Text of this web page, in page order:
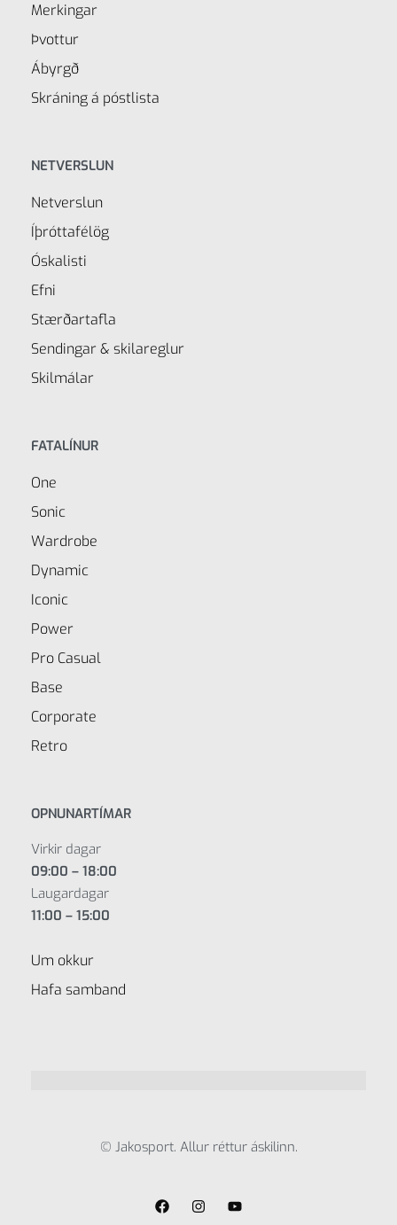
Merkingar
Þvottur
Ábyrgð
Skráning á póstlista
NETVERSLUN
Netverslun
Íþróttafélög
Óskalisti
Efni
Stærðartafla
Sendingar & skilareglur
Skilmálar
FATALÍNUR
One
Sonic
Wardrobe
Dynamic
Iconic
Power
Pro Casual
Base
Corporate
Retro
OPNUNARTÍMAR
Virkir dagar
09:00 – 18:00
Laugardagar
11:00 – 15:00
Um okkur
Hafa samband
© Jakosport. Allur réttur áskilinn.